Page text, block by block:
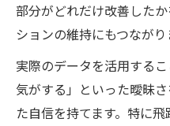
部分がどれだけ改善した
ションの維持にもつながり
実際のデータを活用する
気がする」といった曖昧
た自信を持てます。特に